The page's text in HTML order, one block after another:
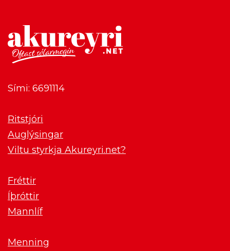
Sími: 6691114
Ritstjóri
Auglýsingar
Viltu styrkja Akureyri.net?
Fréttir
Íþróttir
Mannlíf
Menning